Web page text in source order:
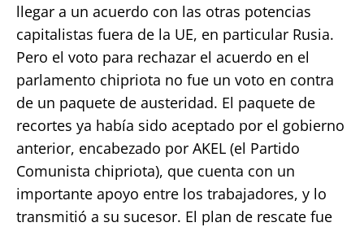
llegar a un acuerdo con las otras potencias
capitalistas fuera de la UE, en particular Rusia.
Pero el voto para rechazar el acuerdo en el
parlamento chipriota no fue un voto en contra
de un paquete de austeridad. El paquete de
recortes ya había sido aceptado por el gobierno
anterior, encabezado por AKEL (el Partido
Comunista chipriota), que cuenta con un
importante apoyo entre los trabajadores, y lo
transmitió a su sucesor. El plan de rescate fue